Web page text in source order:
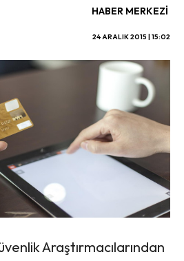
HABER MERKEZI
24 ARALIK 2015 | 15:02
Araştırmacılarından